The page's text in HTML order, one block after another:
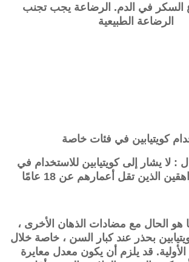
السكر في الدم. الرضاعة يجب تجنب
الرضاعة الطبيعية
كويتيابين في فئات خاصة
: لا يشار إلىكويتيابين للاستخدام في
الذين تقل أعمارهم عن 18 عامًا
هو الحال مع مضادات الذهان الأخرى ،
بحذر عند كبار السن ، خاصة خلال
قد يلزم أن يكون معدل معايرة